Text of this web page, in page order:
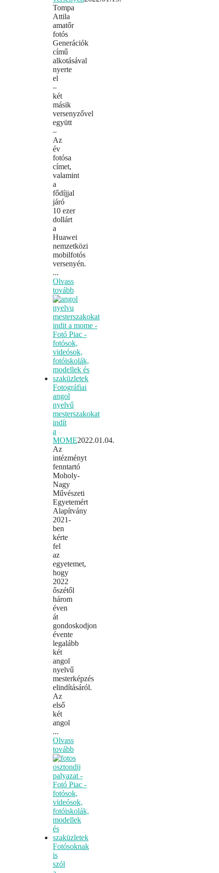
Tompa
Attila
amatőr
fotós
Generációk
című
alkotásával
nyerte
el
–
két
másik
versenyzővel
együtt
–
Az
év
fotósa
címet,
valamint
a
fődíjjal
járó
10 ezer
dollárt
a
Huawei
nemzetközi
mobilfotós
versenyén.
...
Olvass
tovább
Fotográfiai
angol
nyelvű
mesterszakokat
indít
a
MOME2022.01.04.
Az
intézményt
fenntartó
Moholy-
Nagy
Művészeti
Egyetemért
Alapítvány
2021-
ben
kérte
fel
az
egyetemet,
hogy
2022
őszétől
három
éven
át
gondoskodjon
évente
legalább
két
angol
nyelvű
mesterképzés
elindításáról.
Az
első
két
angol
...
Olvass
tovább
Fotósoknak
is
szól